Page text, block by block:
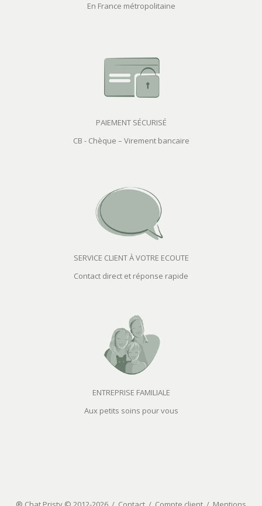
En France métropolitaine
PAIEMENT SÉCURISÉ
CB - Chèque – Virement bancaire
SERVICE CLIENT À VOTRE ECOUTE
Contact direct et réponse rapide
ENTREPRISE FAMILIALE
Aux petits soins pour vous